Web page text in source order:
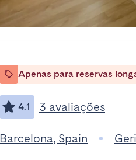
Apenas para reservas
4.1 3 avaliações
Barcelona, Spain